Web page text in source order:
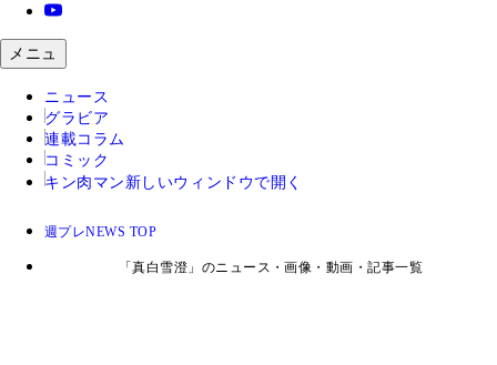
メニュ
ニュース
グラビア
連載コラム
コミック
キン肉マン 新しいウィンドウで開く
週プレNEWS TOP
「真白雪澄」のニュース・画像・動画・記事一覧